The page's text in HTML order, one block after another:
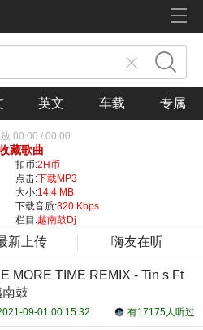
英文 车载 专属
00:00 / 00:00
藏歌曲
扣币:2H币
点击:下载MP3
大小:14.4 MB
下载音质:320 Kbps
栏目:越南鼓Dj
新上传 嗨友在听
MORE TIME REMIX - Tin s Ft
鼓
有17175人听过
09-01 00:15:32